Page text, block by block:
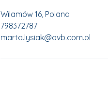
Wilamów 16, Poland
798372787
marta.lysiak@ovb.com.pl